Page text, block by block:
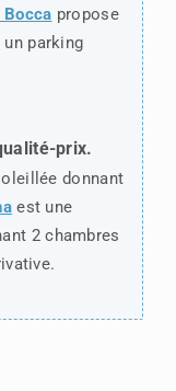
Bocca propose
parking
prix.
donnant
est une
2 chambres